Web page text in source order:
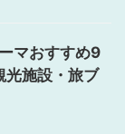
マおすすめ9
光施設・旅ブ